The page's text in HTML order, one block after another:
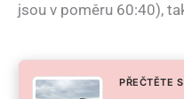
jsou v poměru 60:40),
PŘEČTĚTE